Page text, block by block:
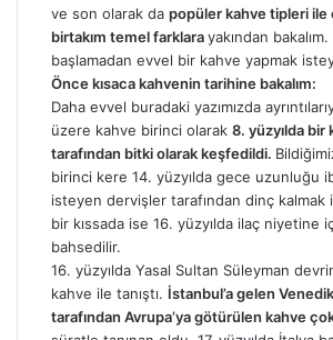
ve son olarak da popüler kahve tipleri ile
birtakım temel farklarayakından
başlamadan evvel bir kahve yapmak
Önce kısaca kahvenin tarihine bakalım:
Daha evvel buradaki yazımızda
üzere kahve birinci olarak 8. yüzyılda bir
tarafından bitki olarak keşfedildi.
birinci kere 14. yüzyılda gece uzunluğu
isteyen dervişler tarafından dinç kalmak
bir kıssada ise 16. yüzyılda ilaç niyetine
bahsedilir.
16. yüzyılda Yasal Sultan Süleyman
kahve ile tanıştı. İstanbul’a gelen
tarafından Avrupa’ya götürülen kahve